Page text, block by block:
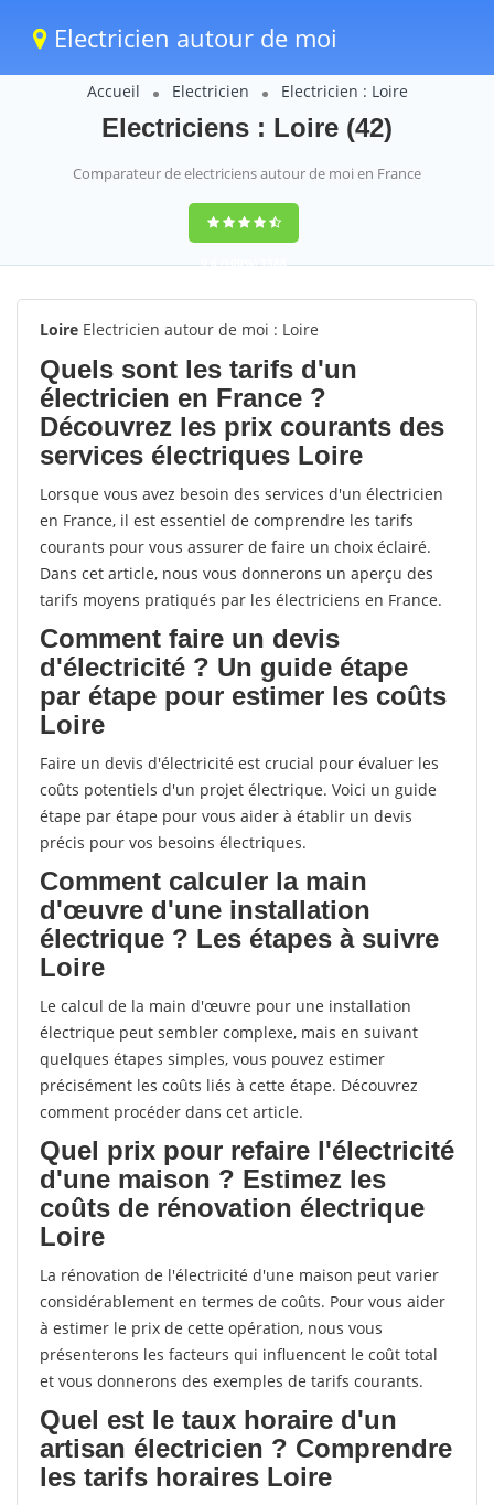
Electricien autour de moi
Accueil Electricien Electricien : Loire
Electriciens : Loire (42)
Comparateur de electriciens autour de moi en France
9,6(100%)1388
votes
Loire Electricien autour de moi : Loire
Quels sont les tarifs d'un
électricien en France ?
Découvrez les prix courants des
services électriques Loire
Lorsque vous avez besoin des services d'un électricien
en France, il est essentiel de comprendre les tarifs
courants pour vous assurer de faire un choix éclairé.
Dans cet article, nous vous donnerons un aperçu des
tarifs moyens pratiqués par les électriciens en France.
Comment faire un devis
d'électricité ? Un guide étape
par étape pour estimer les coûts
Loire
Faire un devis d'électricité est crucial pour évaluer les
coûts potentiels d'un projet électrique. Voici un guide
étape par étape pour vous aider à établir un devis
précis pour vos besoins électriques.
Comment calculer la main
d'œuvre d'une installation
électrique ? Les étapes à suivre
Loire
Le calcul de la main d'œuvre pour une installation
électrique peut sembler complexe, mais en suivant
quelques étapes simples, vous pouvez estimer
précisément les coûts liés à cette étape. Découvrez
comment procéder dans cet article.
Quel prix pour refaire l'électricité
d'une maison ? Estimez les
coûts de rénovation électrique
Loire
La rénovation de l'électricité d'une maison peut varier
considérablement en termes de coûts. Pour vous aider
à estimer le prix de cette opération, nous vous
présenterons les facteurs qui influencent le coût total
et vous donnerons des exemples de tarifs courants.
Quel est le taux horaire d'un
artisan électricien ? Comprendre
les tarifs horaires Loire